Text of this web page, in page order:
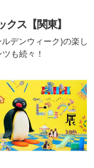
ス【関東】
デンウィーク)の楽し
も続々！